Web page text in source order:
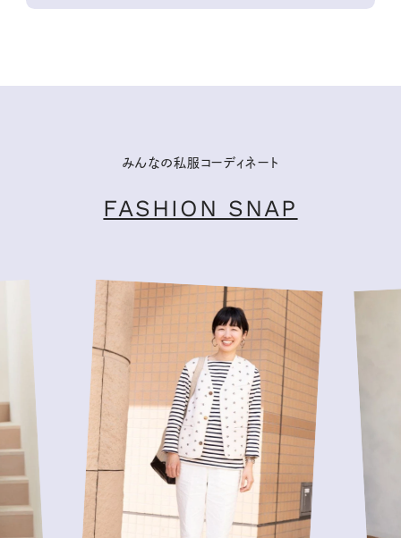
みんなの私服コーディネート
FASHION SNAP